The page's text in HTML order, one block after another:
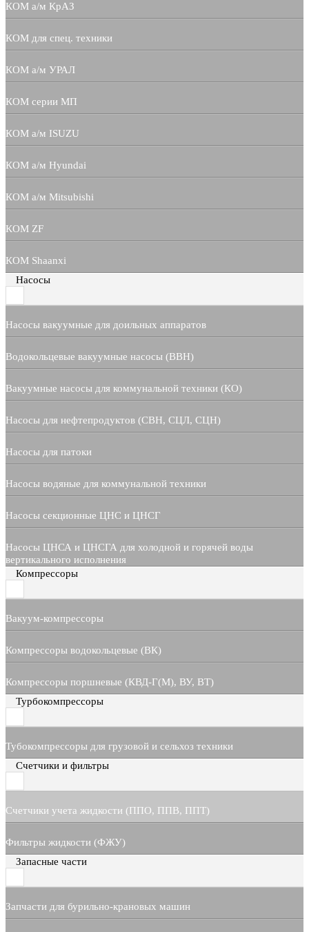
КОМ а/м КрАЗ
КОМ для спец. техники
КОМ а/м УРАЛ
КОМ серии МП
КОМ а/м ISUZU
КОМ а/м Hyundai
КОМ а/м Mitsubishi
КОМ ZF
КОМ Shaanxi
Насосы
Насосы вакуумные для доильных аппаратов
Водокольцевые вакуумные насосы (ВВН)
Вакуумные насосы для коммунальной техники (КО)
Насосы для нефтепродуктов (СВН, СЦЛ, СЦН)
Насосы для патоки
Насосы водяные для коммунальной техники
Насосы секционные ЦНС и ЦНСГ
Насосы ЦНСА и ЦНСГА для холодной и горячей воды
вертикального исполнения
Компрессоры
Вакуум-компрессоры
Компрессоры водокольцевые (ВК)
Компрессоры поршневые (КВД-Г(М), ВУ, ВТ)
Турбокомпрессоры
Тубокомпрессоры для грузовой и сельхоз техники
Счетчики и фильтры
Счетчики учета жидкости (ППО, ППВ, ППТ)
Фильтры жидкости (ФЖУ)
Запасные части
Запчасти для бурильно-крановых машин